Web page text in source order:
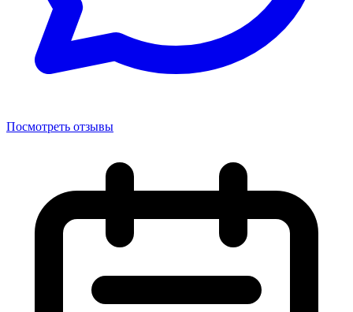
Посмотреть отзывы